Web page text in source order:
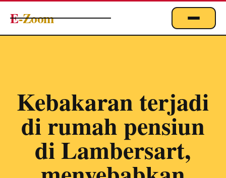
E-Zoom
EMPLOI
MARKETING & DIGITAL
TECHNOLOGIE
À PROPOS
Kebakaran terjadi
di rumah pensiun
di Lambersart,